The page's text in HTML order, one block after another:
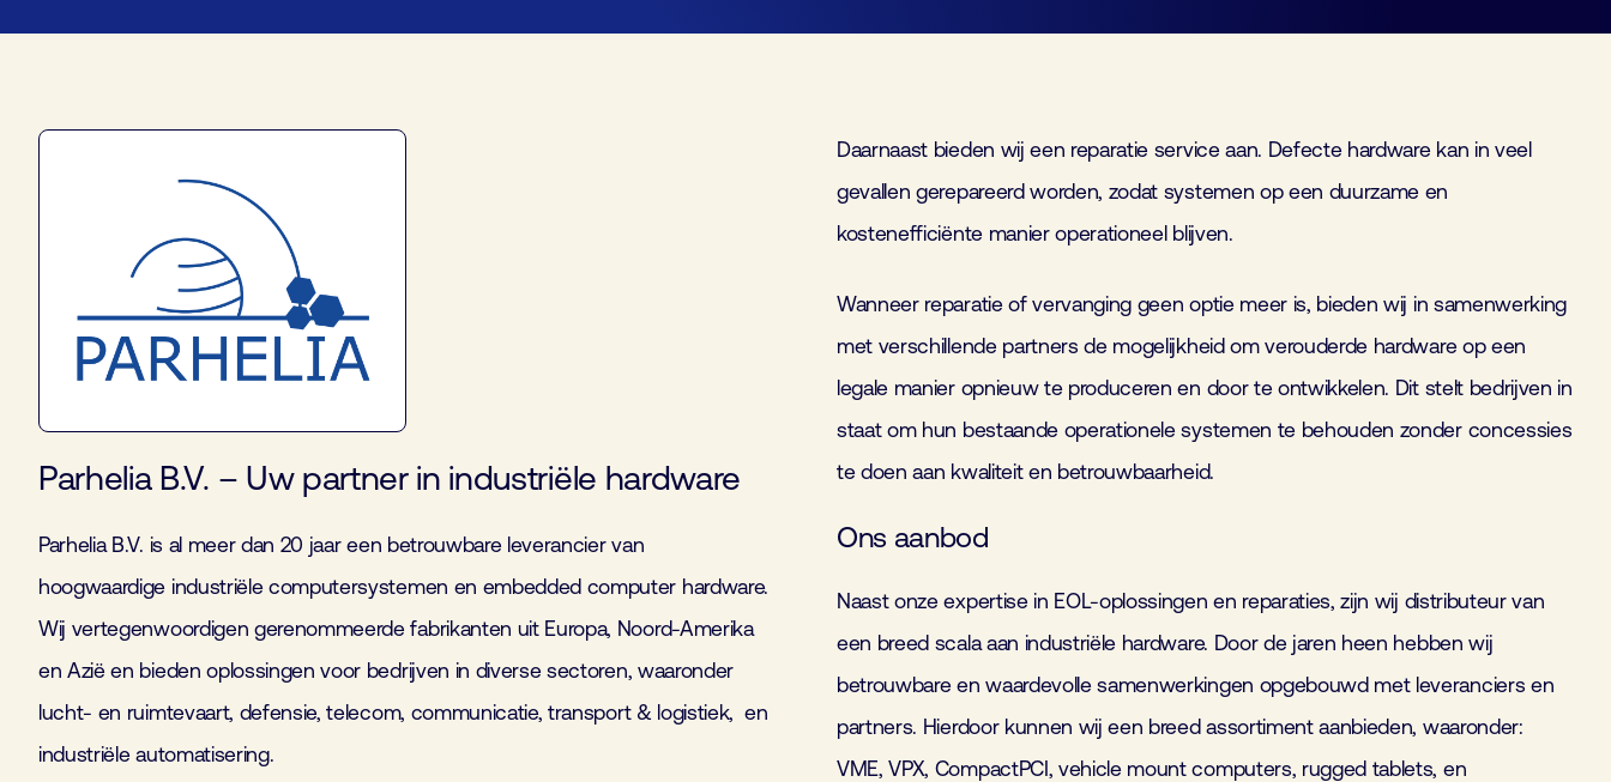
Parhelia B.V. – Uw partner in industriële hardware
Parhelia B.V. is al meer dan 20 jaar een betrouwbare leverancier van
hoogwaardige industriële computersystemen en embedded computer hardware.
Wij vertegenwoordigen gerenommeerde fabrikanten uit Europa, Noord-Amerika
en Azië en bieden oplossingen voor bedrijven in diverse sectoren, waaronder
lucht- en ruimtevaart, defensie, telecom, communicatie, transport & logistiek, en
industriële automatisering.
Daarnaast bieden wij een reparatie service aan. Defecte hardware kan in veel
gevallen gerepareerd worden, zodat systemen op een duurzame en
kostenefficiënte manier operationeel blijven.
Wanneer reparatie of vervanging geen optie meer is, bieden wij in samenwerking
met verschillende partners de mogelijkheid om verouderde hardware op een
legale manier opnieuw te produceren en door te ontwikkelen. Dit stelt bedrijven in
staat om hun bestaande operationele systemen te behouden zonder concessies
te doen aan kwaliteit en betrouwbaarheid.
Ons aanbod
Naast onze expertise in EOL-oplossingen en reparaties, zijn wij distributeur van
een breed scala aan industriële hardware. Door de jaren heen hebben wij
betrouwbare en waardevolle samenwerkingen opgebouwd met leveranciers en
partners. Hierdoor kunnen wij een breed assortiment aanbieden, waaronder:
VME, VPX, CompactPCI, vehicle mount computers, rugged tablets, en